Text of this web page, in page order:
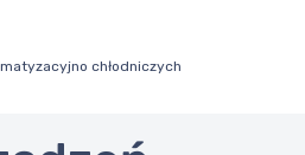
chłodniczych